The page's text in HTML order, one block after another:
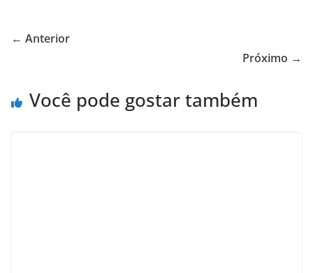
← Anterior
Próximo →
Você pode gostar também